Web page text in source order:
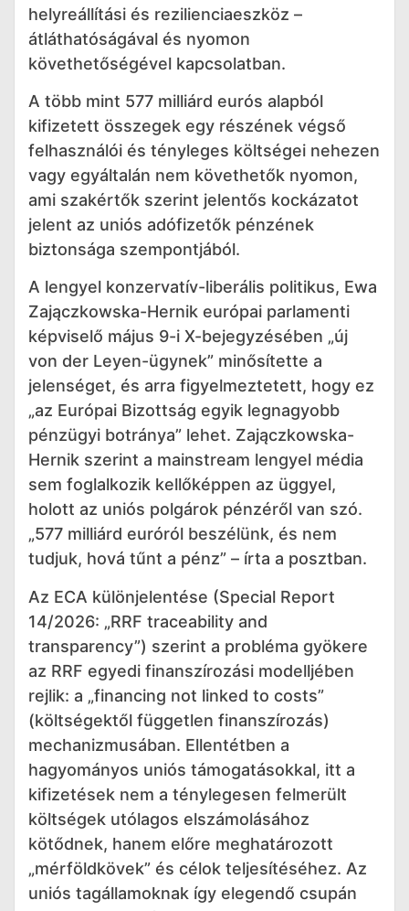
helyreállítási és rezilienciaeszköz –
átláthatóságával és nyomon
követhetőségével kapcsolatban.
A több mint 577 milliárd eurós alapból
kifizetett összegek egy részének végső
felhasználói és tényleges költségei nehezen
vagy egyáltalán nem követhetők nyomon,
ami szakértők szerint jelentős kockázatot
jelent az uniós adófizetők pénzének
biztonsága szempontjából.
A lengyel konzervatív-liberális politikus, Ewa
Zajączkowska-Hernik európai parlamenti
képviselő május 9-i X-bejegyzésében „új
von der Leyen-ügynek” minősítette a
jelenséget, és arra figyelmeztetett, hogy ez
„az Európai Bizottság egyik legnagyobb
pénzügyi botránya” lehet. Zajączkowska-
Hernik szerint a mainstream lengyel média
sem foglalkozik kellőképpen az üggyel,
holott az uniós polgárok pénzéről van szó.
„577 milliárd euróról beszélünk, és nem
tudjuk, hová tűnt a pénz” – írta a posztban.
Az ECA különjelentése (Special Report
14/2026: „RRF traceability and
transparency”) szerint a probléma gyökere
az RRF egyedi finanszírozási modelljében
rejlik: a „financing not linked to costs”
(költségektől független finanszírozás)
mechanizmusában. Ellentétben a
hagyományos uniós támogatásokkal, itt a
kifizetések nem a ténylegesen felmerült
költségek utólagos elszámolásához
kötődnek, hanem előre meghatározott
„mérföldkövek” és célok teljesítéséhez. Az
uniós tagállamoknak így elegendő csupán